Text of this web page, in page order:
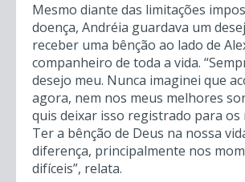
Mesmo diante das limitações
doença, Andréia guardava um
receber uma bênção ao lado de
companheiro de toda a vida.
desejo meu. Nunca imaginei que
agora, nem nos meus melhores
quis deixar isso registrado para os
Ter a bênção de Deus na nossa
diferença, principalmente nos
difíceis”, relata.